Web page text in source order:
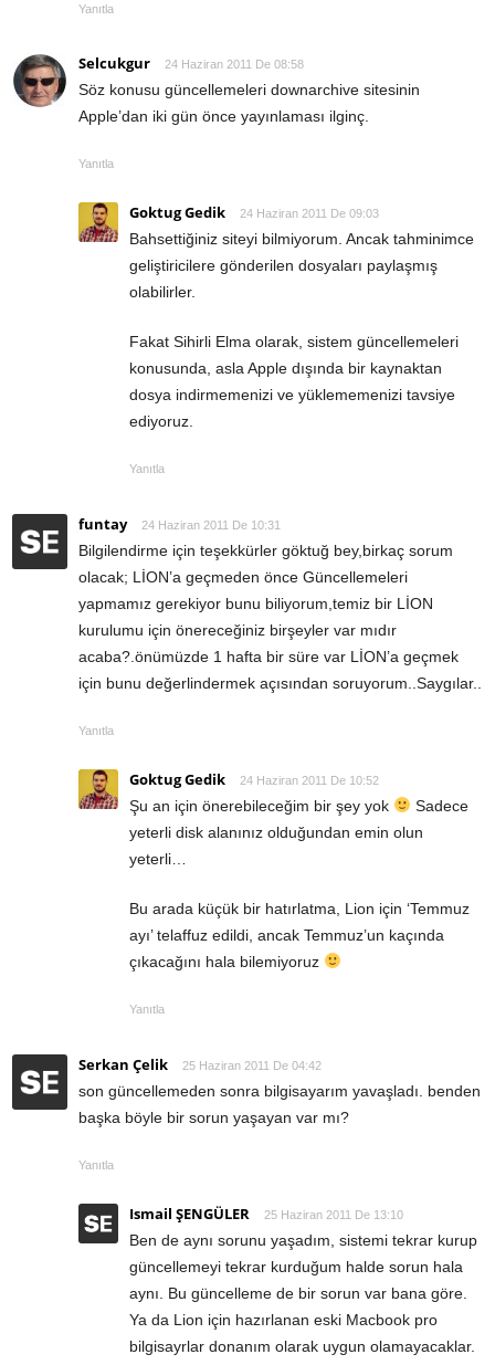
Yanıtla
Selcukgur 24 Haziran 2011 De 08:58
Söz konusu güncellemeleri downarchive sitesinin
Apple’dan iki gün önce yayınlaması ilginç.
Yanıtla
Goktug Gedik 24 Haziran 2011 De 09:03
Bahsettiğiniz siteyi bilmiyorum. Ancak tahminimce
geliştiricilere gönderilen dosyaları paylaşmış
olabilirler.
Fakat Sihirli Elma olarak, sistem güncellemeleri
konusunda, asla Apple dışında bir kaynaktan
dosya indirmemenizi ve yüklememenizi tavsiye
ediyoruz.
Yanıtla
funtay 24 Haziran 2011 De 10:31
Bilgilendirme için teşekkürler göktuğ bey,birkaç sorum
olacak; LİON’a geçmeden önce Güncellemeleri
yapmamız gerekiyor bunu biliyorum,temiz bir LİON
kurulumu için önereceğiniz birşeyler var mıdır
acaba?.önümüzde 1 hafta bir süre var LİON’a geçmek
için bunu değerlindermek açısından soruyorum..Saygılar..
Yanıtla
Goktug Gedik 24 Haziran 2011 De 10:52
Şu an için önerebileceğim bir şey yok
Sadece
yeterli disk alanınız olduğundan emin olun
yeterli…
Bu arada küçük bir hatırlatma, Lion için ‘Temmuz
ayı’ telaffuz edildi, ancak Temmuz’un kaçında
çıkacağını hala bilemiyoruz
Yanıtla
Serkan Çelik 25 Haziran 2011 De 04:42
son güncellemeden sonra bilgisayarım yavaşladı. benden
başka böyle bir sorun yaşayan var mı?
Yanıtla
Ismail ŞENGÜLER 25 Haziran 2011 De 13:10
Ben de aynı sorunu yaşadım, sistemi tekrar kurup
güncellemeyi tekrar kurduğum halde sorun hala
aynı. Bu güncelleme de bir sorun var bana göre.
Ya da Lion için hazırlanan eski Macbook pro
bilgisayrlar donanım olarak uygun olamayacaklar.